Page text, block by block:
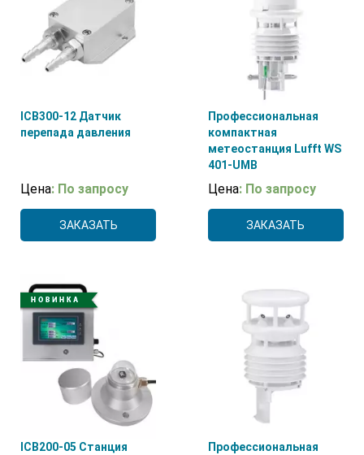
ICB300-12 Датчик
перепада давления
Цена: По запросу
ЗАКАЗАТЬ
Профессиональная
компактная
метеостанция Lufft WS
401-UMB
Цена: По запросу
ЗАКАЗАТЬ
ICB200-05 Станция
Профессиональная